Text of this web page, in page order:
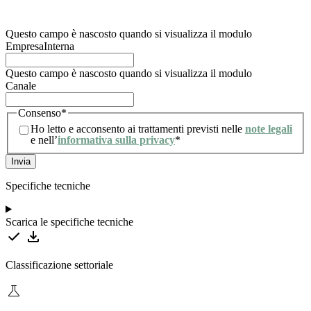
Questo campo è nascosto quando si visualizza il modulo
EmpresaInterna
Questo campo è nascosto quando si visualizza il modulo
Canale
Consenso*
Ho letto e acconsento ai trattamenti previsti nelle note legali
e nell’informativa sulla privacy*
Specifiche tecniche
Scarica le specifiche tecniche
Classificazione settoriale